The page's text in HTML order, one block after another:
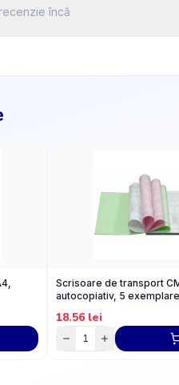
încă
Scrisoare de transport
autocopiativ, 5 exemplare
18.56lei